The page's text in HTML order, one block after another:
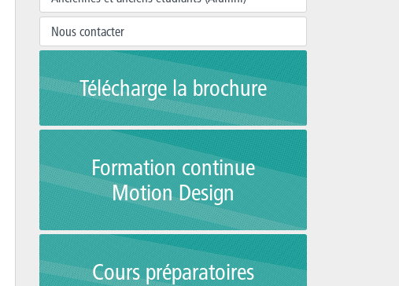
Nous contacter
Télécharge la brochure
Formation continue
Motion Design
Cours préparatoires